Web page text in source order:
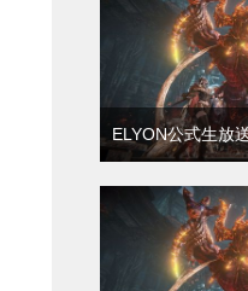
ELYON公式生放